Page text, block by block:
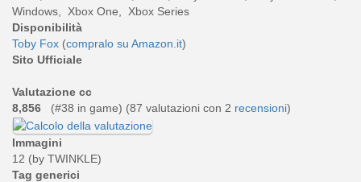
Windows, Xbox One, Xbox Series
Disponibilità
Toby Fox (compralo su Amazon.it)
Sito Ufficiale
Valutazione cc
8,856
(#38 in game) (87 valutazioni con 2 recensioni)
Immagini
12 (by TWINKLE)
Tag generici